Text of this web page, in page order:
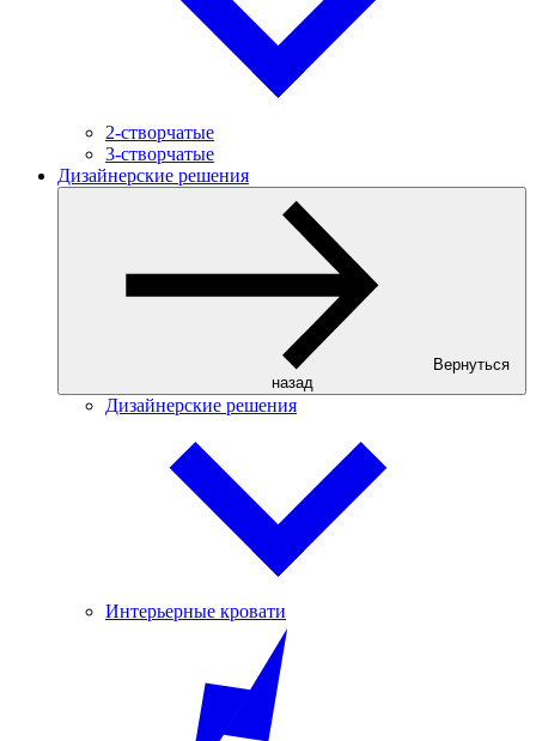
2-створчатые
3-створчатые
Дизайнерские решения
Вернуться
назад
Дизайнерские решения
Интерьерные кровати